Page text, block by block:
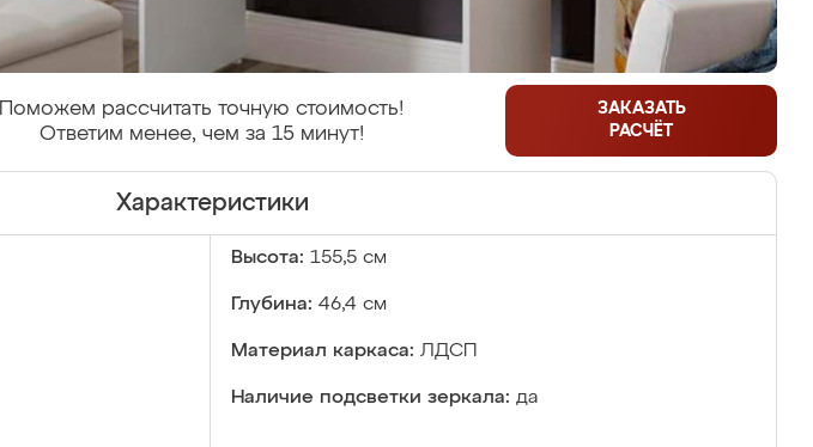
Поможем рассчитать точную стоимость!
Ответим менее, чем за 15 минут!
ЗАКАЗАТЬ
РАСЧЁТ
Характеристики
Высота: 155,5 см
Глубина: 46,4 см
Материал каркаса: ЛДСП
Наличие подсветки зеркала: да